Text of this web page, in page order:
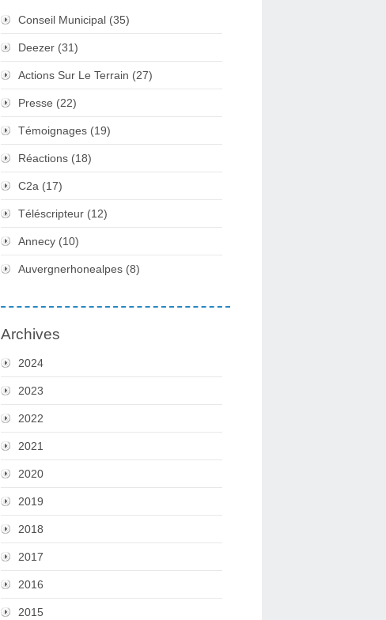
Conseil Municipal (35)
Deezer (31)
Actions Sur Le Terrain (27)
Presse (22)
Témoignages (19)
Réactions (18)
C2a (17)
Téléscripteur (12)
Annecy (10)
Auvergnerhonealpes (8)
Archives
2024
2023
2022
2021
2020
2019
2018
2017
2016
2015